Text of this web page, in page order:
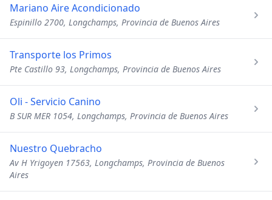
Mariano Aire Acondicionado
Espinillo 2700, Longchamps, Provincia de Buenos Aires
Transporte los Primos
Pte Castillo 93, Longchamps, Provincia de Buenos Aires
Oli - Servicio Canino
B SUR MER 1054, Longchamps, Provincia de Buenos Aires
Nuestro Quebracho
Av H Yrigoyen 17563, Longchamps, Provincia de Buenos
Aires